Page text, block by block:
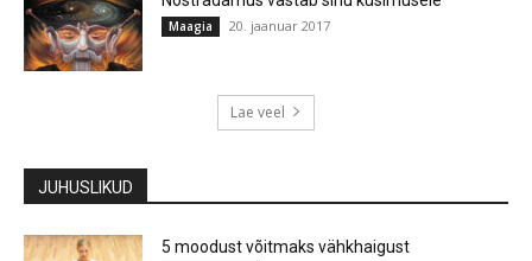
Maagia 20. jaanuar 2017
Lae veel
JUHUSLIKUD
5 moodust võitmaks vähkhaigust